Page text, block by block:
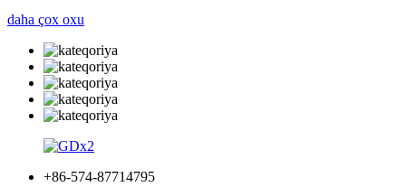
daha çox oxu
+86-574-87714795